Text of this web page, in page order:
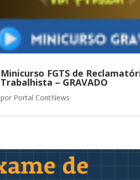
Minicurso FGTS de
Trabalhista – GRAVADO
por Portal ContNews